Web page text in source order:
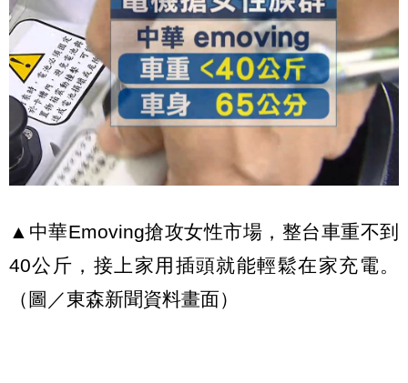
▲中華Emoving搶攻女性市場，整台車重不到
40公斤，接上家用插頭就能輕鬆在家充電。
（圖／東森新聞資料畫面）